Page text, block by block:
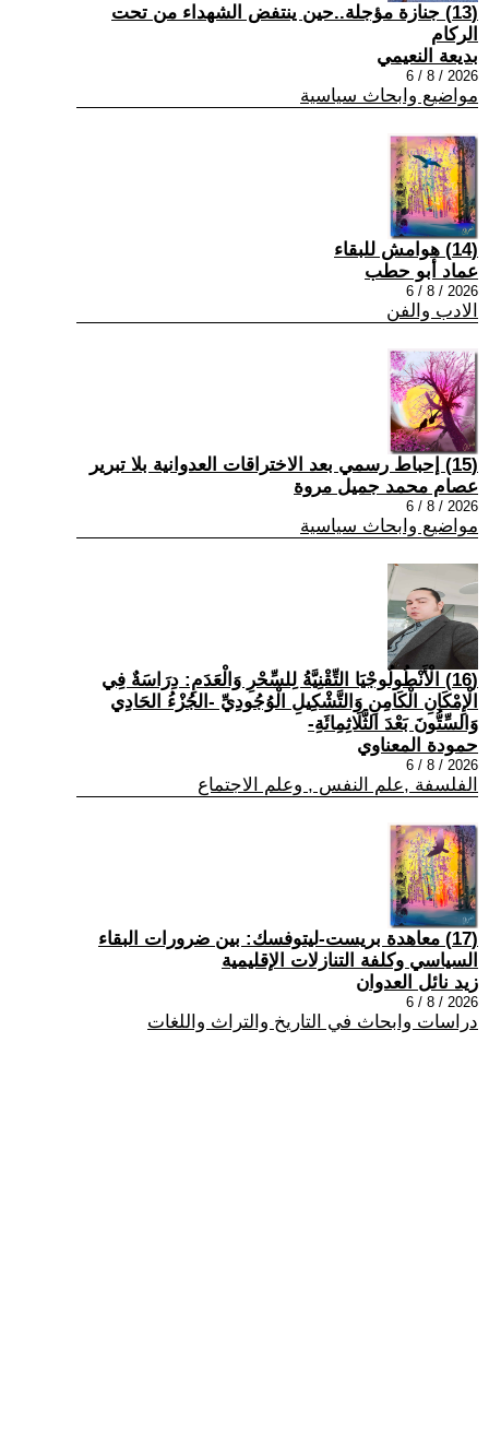
(13) جنازة مؤجلة..حين ينتفض الشهداء من تحت
الركام
بديعة النعيمي
2026 / 8 / 6
مواضيع وابحاث سياسية
(14) هوامش للبقاء
عماد أبو حطب
2026 / 8 / 6
الادب والفن
(15) إحباط رسمي بعد الاختراقات العدوانية بلا تبرير
عصام محمد جميل مروة
2026 / 8 / 6
مواضيع وابحاث سياسية
(16) الْأَنْطُولُوجْيَا التِّقْنِيَّةُ لِلسِّحْرِ وَالْعَدَمِ: دِرَاسَةٌ فِي
الْإِمْكَانِ الْكَامِنِ وَالتَّشْكِيلِ الْوُجُودِيِّ -الجُزْءُ الحَادِي
وَالسِّتُّونَ بَعْدَ الثَّلَاثِمِائَةِ-
حمودة المعناوي
2026 / 8 / 6
الفلسفة ,علم النفس , وعلم الاجتماع
(17) معاهدة بريست-ليتوفسك: بين ضرورات البقاء
السياسي وكلفة التنازلات الإقليمية
زيد نائل العدوان
2026 / 8 / 6
دراسات وابحاث في التاريخ والتراث واللغات